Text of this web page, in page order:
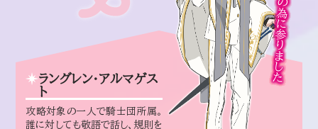
ラングレン・アルマゲス
ト
攻略対象の一人で騎士団所属。
誰に対しても敬語で話し、規則を